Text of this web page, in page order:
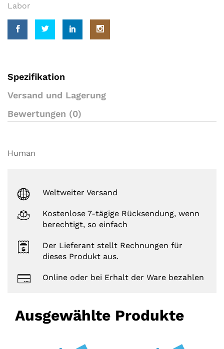
s
t
o
m
n
Labor
Spezifikation
Versand und Lagerung
Bewertungen (0)
Human
Weltweiter Versand
Kostenlose 7-tägige Rücksendung, wenn
berechtigt, so einfach
Der Lieferant stellt Rechnungen für
dieses Produkt aus.
Online oder bei Erhalt der Ware bezahlen
Ausgewählte Produkte